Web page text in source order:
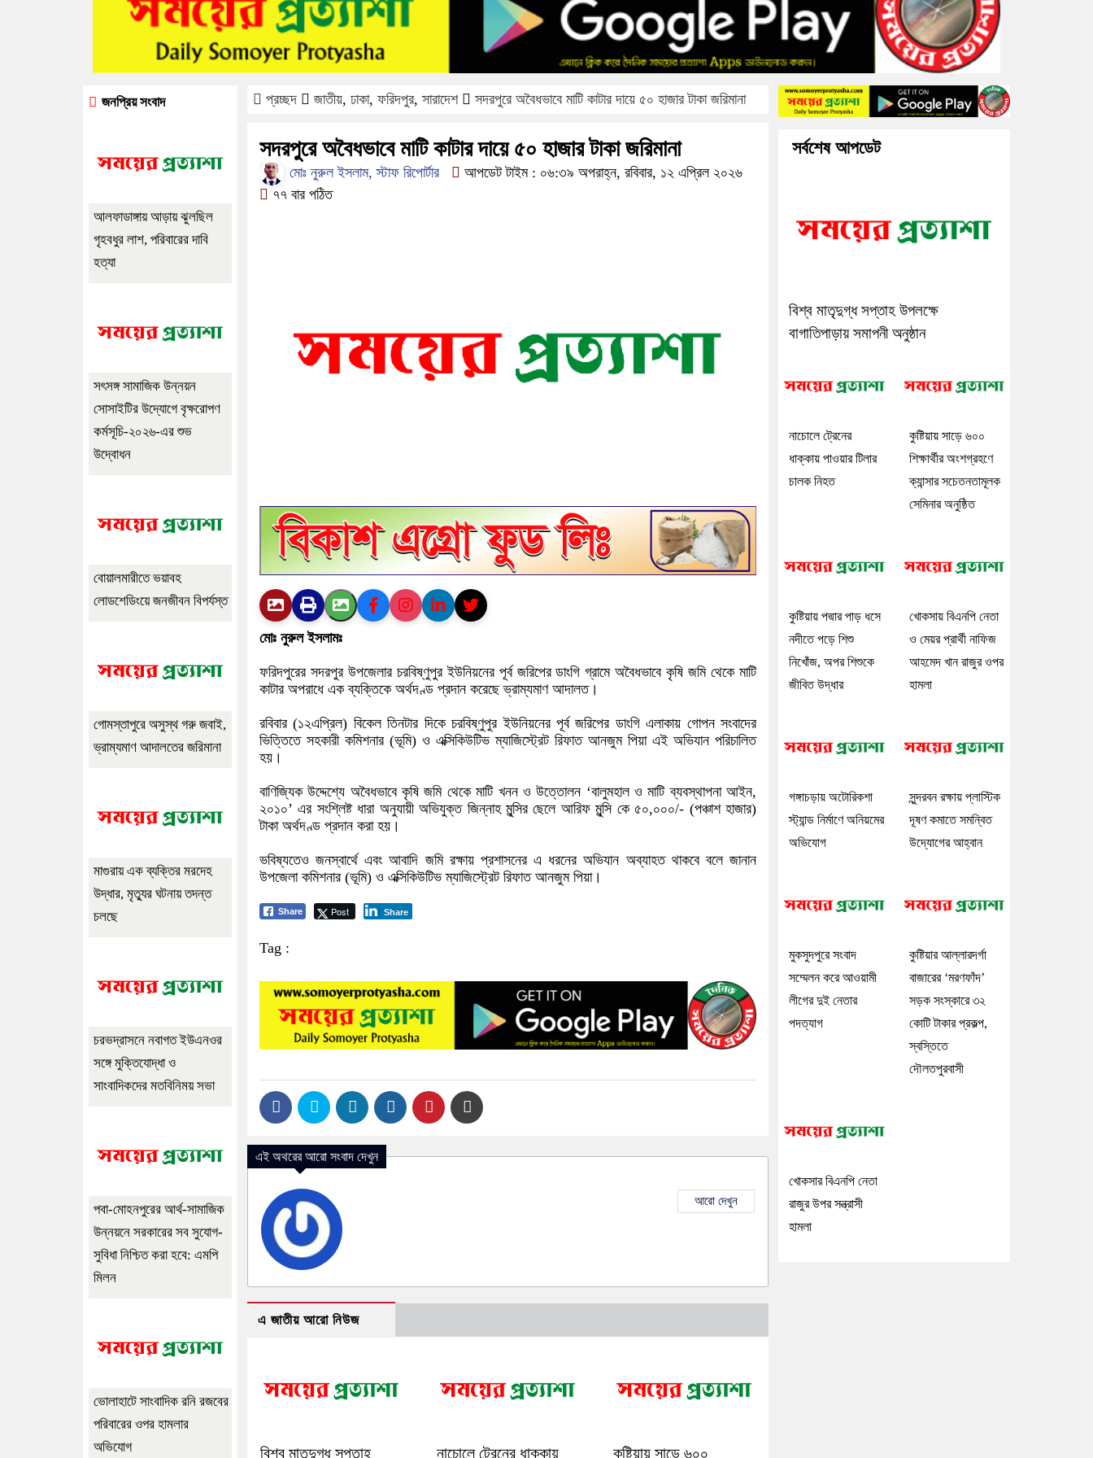
প্রচ্ছদ জাতীয়, ঢাকা, ফরিদপুর, সারাদেশ সদরপুরে অবৈধভাবে মাটি কাটার দায়ে ৫০ হাজার টাকা জরিমানা
সদরপুরে অবৈধভাবে মাটি কাটার দায়ে ৫০ হাজার টাকা জরিমানা
মোঃ নুরুল ইসলাম, স্টাফ রিপোর্টার
আপডেট টাইম : ০৬:৩৯ অপরাহ্ন, রবিবার, ১২ এপ্রিল ২০২৬
৭৭ বার পঠিত
মোঃ নুরুল ইসলামঃ
ফরিদপুরের সদরপুর উপজেলার চরবিষ্ণুপুর ইউনিয়নের পূর্ব জরিপের ডাংগি গ্রামে অবৈধভাবে কৃষি জমি থেকে মাটি
কাটার অপরাধে এক ব্যক্তিকে অর্থদণ্ড প্রদান করেছে ভ্রাম্যমাণ আদালত।
রবিবার (১২এপ্রিল) বিকেল তিনটার দিকে চরবিষ্ণুপুর ইউনিয়নের পূর্ব জরিপের ডাংগি এলাকায় গোপন সংবাদের
ভিত্তিতে সহকারী কমিশনার (ভূমি) ও এক্সিকিউটিভ ম্যাজিস্ট্রেট রিফাত আনজুম পিয়া এই অভিযান পরিচালিত
হয়।
বাণিজ্যিক উদ্দেশ্যে অবৈধভাবে কৃষি জমি থেকে মাটি খনন ও উত্তোলন ‘বালুমহাল ও মাটি ব্যবস্থাপনা আইন,
২০১০’ এর সংশ্লিষ্ট ধারা অনুযায়ী অভিযুক্ত জিন্নাহ মুন্সির ছেলে আরিফ মুন্সি কে ৫০,০০০/- (পঞ্চাশ হাজার)
টাকা অর্থদণ্ড প্রদান করা হয়।
ভবিষ্যতেও জনস্বার্থে এবং আবাদি জমি রক্ষায় প্রশাসনের এ ধরনের অভিযান অব্যাহত থাকবে বলে জানান
উপজেলা কমিশনার (ভূমি) ও এক্সিকিউটিভ ম্যাজিস্ট্রেট রিফাত আনজুম পিয়া।
Share Post Share
Tag :
এই অথরের আরো সংবাদ দেখুন
আরো দেখুন
এ জাতীয় আরো নিউজ
বিশ্ব মাতৃদুগ্ধ সপ্তাহ
নাচোলে ট্রেনের ধাক্কায়
কুষ্টিয়ায় সাড়ে ৬০০
জনপ্রিয় সংবাদ
আলফাডাঙ্গায় আড়ায় ঝুলছিল
গৃহবধুর লাশ, পরিবারের দাবি
হত্যা
সৎসঙ্গ সামাজিক উন্নয়ন
সোসাইটির উদ্যোগে বৃক্ষরোপণ
কর্মসূচি-২০২৬-এর শুভ
উদ্বোধন
বোয়ালমারীতে ভয়াবহ
লোডশেডিংয়ে জনজীবন বিপর্যস্ত
গোমস্তাপুরে অসুস্থ গরু জবাই,
ভ্রাম্যমাণ আদালতের জরিমানা
মাগুরায় এক ব্যক্তির মরদেহ
উদ্ধার, মৃত্যুর ঘটনায় তদন্ত
চলছে
চরভদ্রাসনে নবাগত ইউএনওর
সঙ্গে মুক্তিযোদ্ধা ও
সাংবাদিকদের মতবিনিময় সভা
পবা-মোহনপুরের আর্থ-সামাজিক
উন্নয়নে সরকারের সব সুযোগ-
সুবিধা নিশ্চিত করা হবে: এমপি
মিলন
ভোলাহাটে সাংবাদিক রনি রজবের
পরিবারের ওপর হামলার
অভিযোগ
সর্বশেষ আপডেট
বিশ্ব মাতৃদুগ্ধ সপ্তাহ উপলক্ষে
বাগাতিপাড়ায় সমাপনী অনুষ্ঠান
নাচোলে ট্রেনের
ধাক্কায় পাওয়ার টিলার
চালক নিহত
কুষ্টিয়ায় সাড়ে ৬০০
শিক্ষার্থীর অংশগ্রহণে
ক্যান্সার সচেতনতামূলক
সেমিনার অনুষ্ঠিত
কুষ্টিয়ায় পদ্মার পাড় ধসে
নদীতে পড়ে শিশু
নিখোঁজ, অপর শিশুকে
জীবিত উদ্ধার
খোকসায় বিএনপি নেতা
ও মেয়র প্রার্থী নাফিজ
আহমেদ খান রাজুর ওপর
হামলা
গঙ্গাচড়ায় অটোরিকশা
স্ট্যান্ড নির্মাণে অনিয়মের
অভিযোগ
সুন্দরবন রক্ষায় প্লাস্টিক
দূষণ কমাতে সমন্বিত
উদ্যোগের আহ্বান
মুকসুদপুরে সংবাদ
সম্মেলন করে আওয়ামী
লীগের দুই নেতার
পদত্যাগ
কুষ্টিয়ার আল্লারদর্গা
বাজারের ‘মরণফাঁদ’
সড়ক সংস্কারে ৩২
কোটি টাকার প্রকল্প,
স্বস্তিতে
দৌলতপুরবাসী
খোকসার বিএনপি নেতা
রাজুর উপর সন্ত্রাসী
হামলা